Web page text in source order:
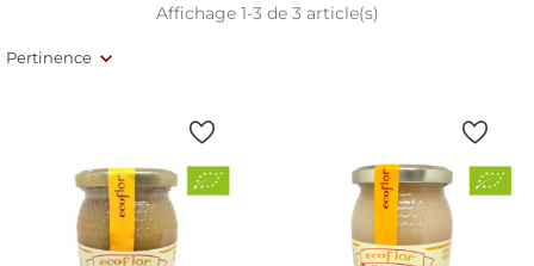
Pertinence
Affichage 1-3 de 3 article(s)